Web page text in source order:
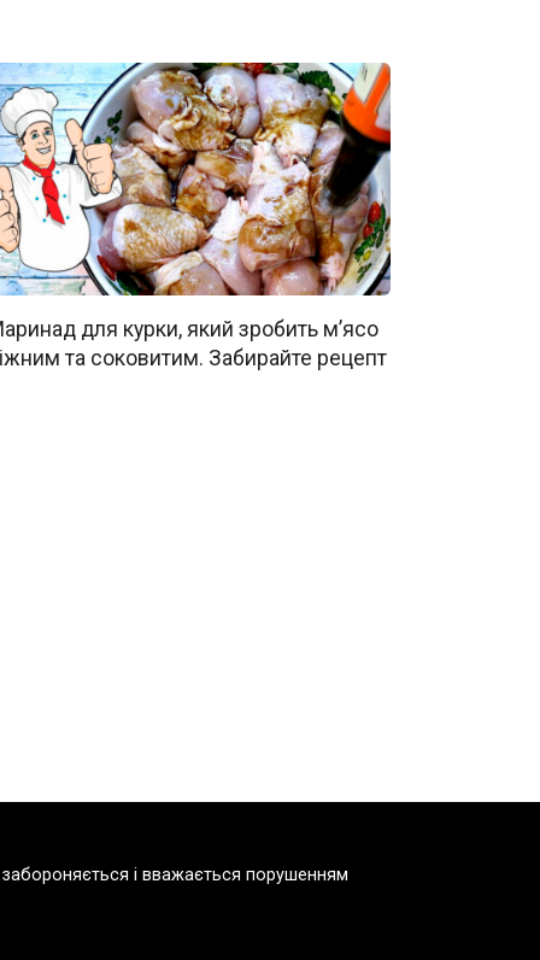
для курки, який зробить м’ясо
та соковитим. Забирайте рецепт
і вважається порушенням